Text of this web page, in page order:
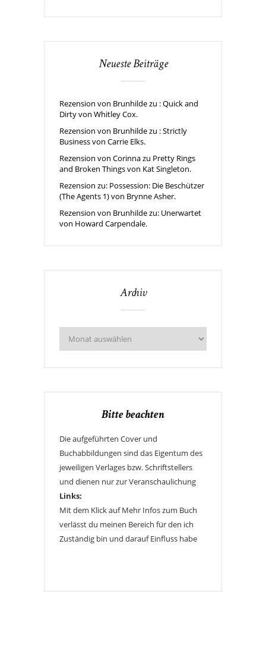
Neueste Beiträge
Rezension von Brunhilde zu : Quick and
Dirty von Whitley Cox.
Rezension von Brunhilde zu : Strictly
Business von Carrie Elks.
Rezension von Corinna zu Pretty Rings
and Broken Things von Kat Singleton.
Rezension zu: Possession: Die Beschützer
(The Agents 1) von Brynne Asher.
Rezension von Brunhilde zu: Unerwartet
von Howard Carpendale.
Archiv
Bitte beachten
Die aufgeführten Cover und
Buchabbildungen sind das Eigentum des
jeweiligen Verlages bzw. Schriftstellers
und dienen nur zur Veranschaulichung
Links:
Mit dem Klick auf Mehr Infos zum Buch
verlässt du meinen Bereich für den ich
Zuständig bin und darauf Einfluss habe